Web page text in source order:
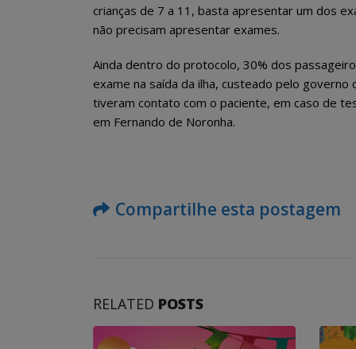
crianças de 7 a 11, basta apresentar um dos
não precisam apresentar exames.
Ainda dentro do protocolo, 30% dos
exame na saída da ilha, custeado pelo
tiveram contato com o paciente, em caso de
em Fernando de Noronha.
Compartilhe esta postagem
RELATED POSTS